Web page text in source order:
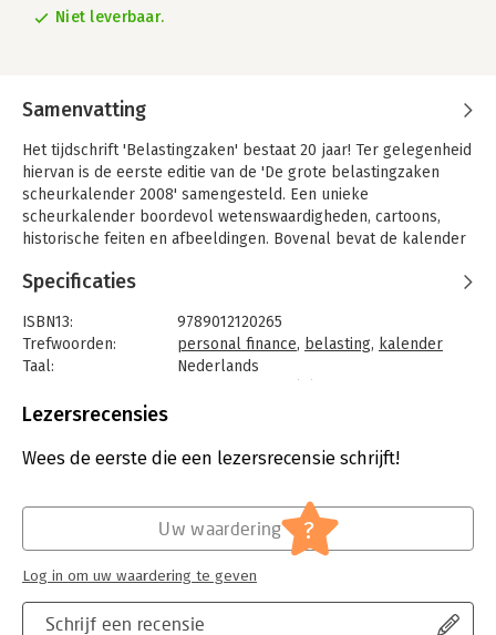
Niet leverbaar.
Samenvatting
Het tijdschrift 'Belastingzaken' bestaat 20 jaar! Ter gelegenheid
hiervan is de eerste editie van de 'De grote belastingzaken
scheurkalender 2008' samengesteld. Een unieke
scheurkalender boordevol wetenswaardigheden, cartoons,
historische feiten en afbeeldingen. Bovenal bevat de kalender
Handig voor uzelf of om cadeau te geven, zodat ook uw relaties
een jaar lange elke dag belastingbesparend scheuren!
Specificaties
ISBN13:
9789012120265
Trefwoorden:
personal finance, belasting, kalender
Taal:
Nederlands
Aantal pagina's:
Druk:
1
Lezersrecensies
Wees de eerste die een lezersrecensie schrijft!
Schrijf een recensie
Uw waardering ?
Log in om uw waardering te geven